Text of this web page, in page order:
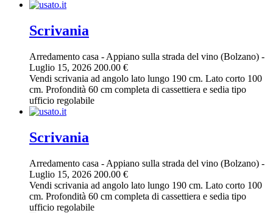
Scrivania
Arredamento casa - Appiano sulla strada del vino (Bolzano) -
Luglio 15, 2026 200.00 €
Vendi scrivania ad angolo lato lungo 190 cm. Lato corto 100
cm. Profondità 60 cm completa di cassettiera e sedia tipo
ufficio regolabile
Scrivania
Arredamento casa - Appiano sulla strada del vino (Bolzano) -
Luglio 15, 2026 200.00 €
Vendi scrivania ad angolo lato lungo 190 cm. Lato corto 100
cm. Profondità 60 cm completa di cassettiera e sedia tipo
ufficio regolabile